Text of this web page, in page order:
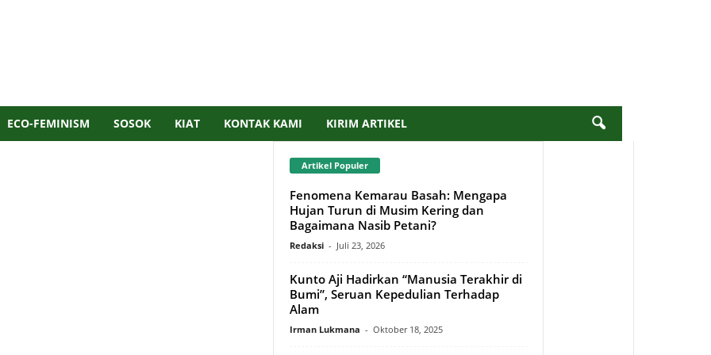
ECO-FEMINISM SOSOK KIAT KONTAK KAMI KIRIM ARTIKEL
Artikel Populer
Fenomena Kemarau Basah: Mengapa
Hujan Turun di Musim Kering dan
Bagaimana Nasib Petani?
Redaksi - Juli 23, 2026
Kunto Aji Hadirkan “Manusia Terakhir di
Bumi”, Seruan Kepedulian Terhadap
Alam
Irman Lukmana - Oktober 18, 2025